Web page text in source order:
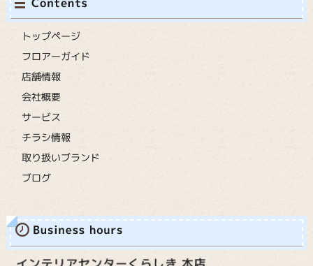
トップページ
フロアーガイド
店舗情報
会社概要
サービス
チラシ情報
取り扱いブランド
ブログ